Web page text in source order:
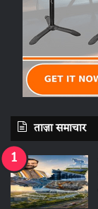
ताज़ा समाचार